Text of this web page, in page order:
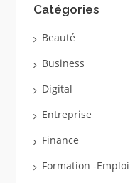
Catégories
Beauté
Business
Digital
Entreprise
Finance
Formation -Emploi